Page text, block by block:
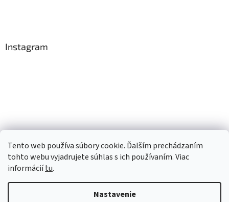
Tento web používa súbory cookie. Ďalším prechádzaním
tohto webu vyjadrujete súhlas s ich používaním. Viac
informáciítu.
Nastavenie
Instagram
Sledovať na Instagrame